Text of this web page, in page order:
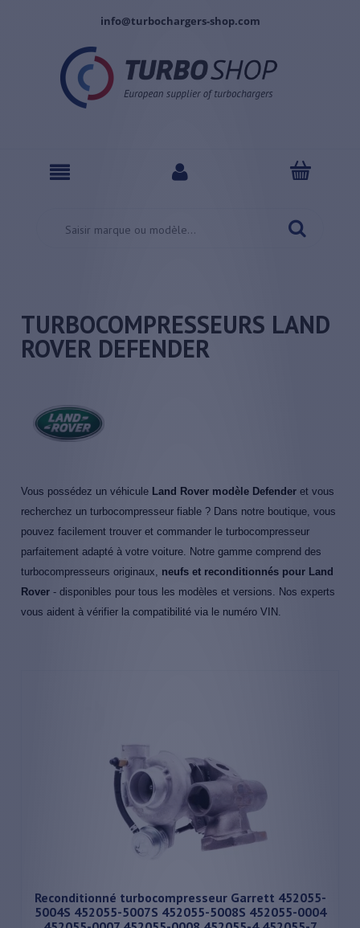
info@turbochargers-shop.com
TURBOCOMPRESSEURS LAND
ROVER DEFENDER
Vous possédez un véhicule Land Rover modèle Defender et vous
recherchez un turbocompresseur fiable ? Dans notre boutique, vous
pouvez facilement trouver et commander le turbocompresseur
parfaitement adapté à votre voiture. Notre gamme comprend des
turbocompresseurs originaux, neufs et reconditionnés pour Land
Rover - disponibles pour tous les modèles et versions. Nos experts
vous aident à vérifier la compatibilité via le numéro VIN.
Reconditionné turbocompresseur Garrett 452055-
5004S 452055-5007S 452055-5008S 452055-0004